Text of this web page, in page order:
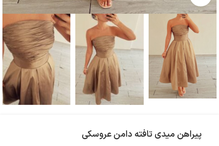
پیراهن میدی تافته دامن عروسکی